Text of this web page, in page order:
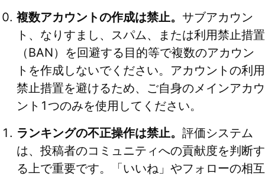
複数アカウントの作成は禁止。 サブアカウン
ト、なりすまし、スパム、または利用禁止措置
（BAN）を回避する目的等で複数のアカウン
トを作成しないでください。アカウントの利用
禁止措置を避けるため、ご自身のメインアカウ
ント1つのみを使用してください。
ランキングの不正操作は禁止。 評価システム
は、投稿者のコミュニティへの貢献度を判断す
る上で重要です。「いいね」やフォローの相互